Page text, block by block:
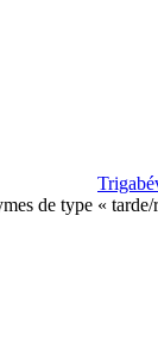
de type «